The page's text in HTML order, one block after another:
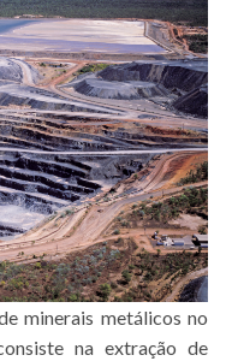
minerais metálicos no
na extração de